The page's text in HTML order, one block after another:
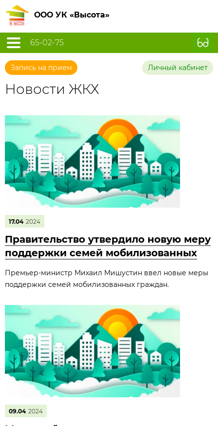
ООО УК «Высота»
65-02-75
Запись на прием Личный кабинет
Новости ЖКХ
17.04 2024
Правительство утвердило новую меру
поддержки семей мобилизованных
Премьер-министр Михаил Мишустин ввел новые меры
поддержки семей мобилизованных граждан.
09.04 2024